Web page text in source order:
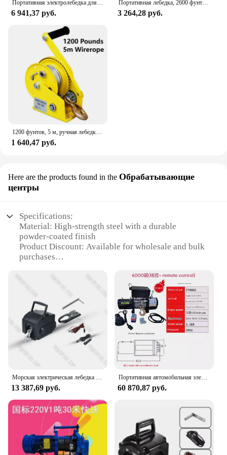
Портативная электролебедка для морской яхты, 12 В
6 941,37 руб.
Портативная лебедка, 2600 фунтов, 10 м, 3 м/мин
3 264,28 руб.
1200 фунтов, 5 м, ручная лебедка, двунаправленная самоблокирующаяся маленькая Портативная лебедка, ручная лебедка, лебедка, кран
1 640,47 руб.
Here are the products found in the Обрабатывающие
центры
Specifications:
Material: High-strength steel with a durable
powder-coated finish
Product Discount: Available for wholesale and bulk
purchases
tool for heavy lifting and pulling tasks
Design and Style: Ergonomic design with a compact
structure for easy transport and storage
Usage and Purpose: Ideal for various applications,
such as construction, automotive, and marine
industries
Performance and Property: Capable of lifting heavy
loads with a reliable pulling force
Features:
|Wholesale|Vendors|
**Robust Construction and Versatile Application**
The Portable Winch is a testament to robust
construction and versatile application. Crafted from
high-strength steel, this winch is engineered to
withstand the rigors of heavy-duty tasks. The
durable powder-coated finish not only enhances the
Морская электрическая лебедка 2000 фунтов, портативный точечный трактор
13 387,69 руб.
Портативная автомобильная электрическая лебедка 12 В 24 В, небольшой кран, самоспасательный внедорожник 2000/3000/3500 фунтов
60 870,87 руб.